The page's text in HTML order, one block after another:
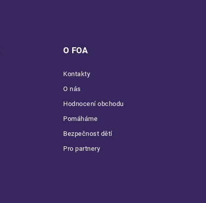
O FOA
Kontakty
O nás
Hodnocení obchodu
Pomáháme
Bezpečnost dětí
Pro partnery